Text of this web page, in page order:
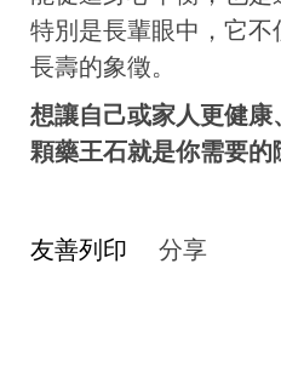
特別是長輩眼中，它
長壽的象徵。
想讓自己或家人更健
顆藥王石就是你需要的
友善列印 分享